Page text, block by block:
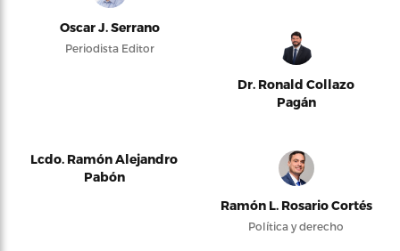
Oscar J. Serrano
Periodista Editor
Dr. Ronald Collazo
Pagán
Lcdo. Ramón Alejandro
Pabón
Ramón L. Rosario Cortés
Política y derecho